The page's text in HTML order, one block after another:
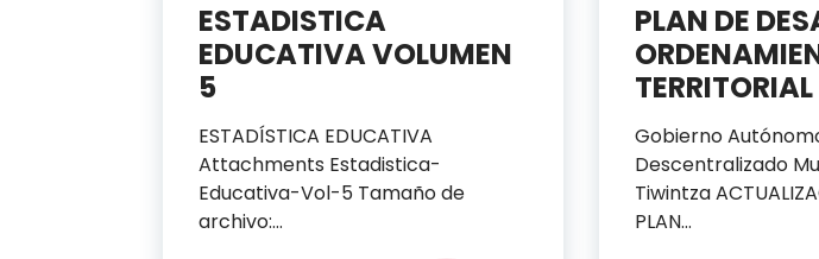
ESTADISTICA
EDUCATIVA VOLUMEN
5
ESTADÍSTICA EDUCATIVA
Attachments Estadistica-
Educativa-Vol-5 Tamaño de
archivo:…
PLAN DE
TERRITORIAL
Gobierno
Descentralizado
Tiwintza
PLAN…